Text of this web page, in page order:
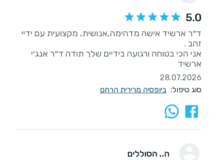
5.0
ד״ר ארשיד אישה מדהימה,אנושית, מקצועית עם ידיי
אני הכי בטוחה ורגועה בידיים שלך תודה ד״ר אנג׳י
ארשיד
28.07.2026
סוג טיפול: ביופסיה מרירית הרחם
ה., הסוללים